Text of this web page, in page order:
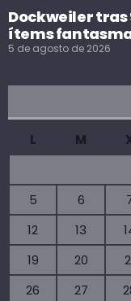
Dockweiler
ítems
5 de agosto de 2026
L M
5
6
12
13
19
20
26
27